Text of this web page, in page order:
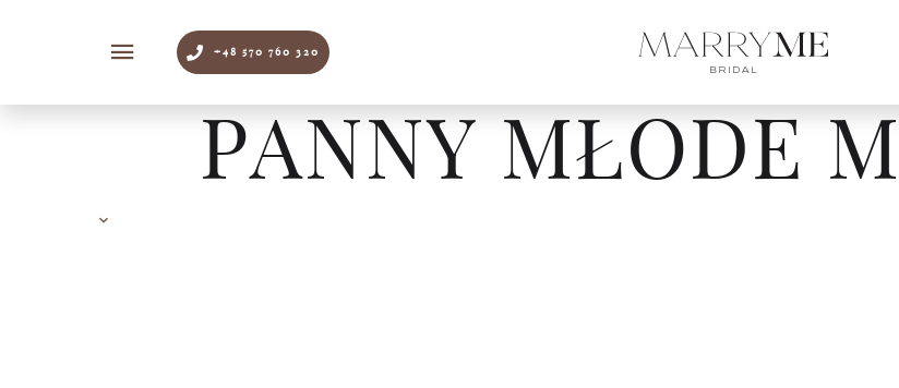
+48 570 760 320
PANNY MŁODE